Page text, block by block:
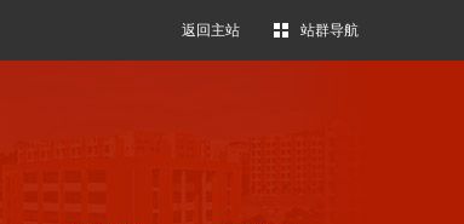
返回主站 站群导航